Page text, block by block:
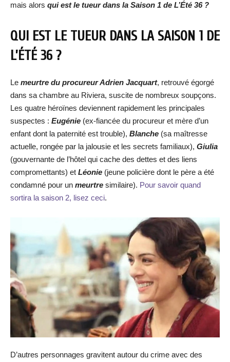
mais alors qui est le tueur dans la Saison 1 de L’Été 36 ?
QUI EST LE TUEUR DANS LA SAISON 1 DE
L’ÉTÉ 36 ?
Le meurtre du procureur Adrien Jacquart, retrouvé égorgé
dans sa chambre au Riviera, suscite de nombreux soupçons.
Les quatre héroïnes deviennent rapidement les principales
suspectes : Eugénie (ex-fiancée du procureur et mère d’un
enfant dont la paternité est trouble), Blanche (sa maîtresse
actuelle, rongée par la jalousie et les secrets familiaux), Giulia
(gouvernante de l’hôtel qui cache des dettes et des liens
compromettants) et Léonie (jeune policière dont le père a été
condamné pour un meurtre similaire). Pour savoir quand
sortira la saison 2, lisez ceci.
D’autres personnages gravitent autour du crime avec des